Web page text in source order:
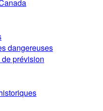
dangereuses
prévision